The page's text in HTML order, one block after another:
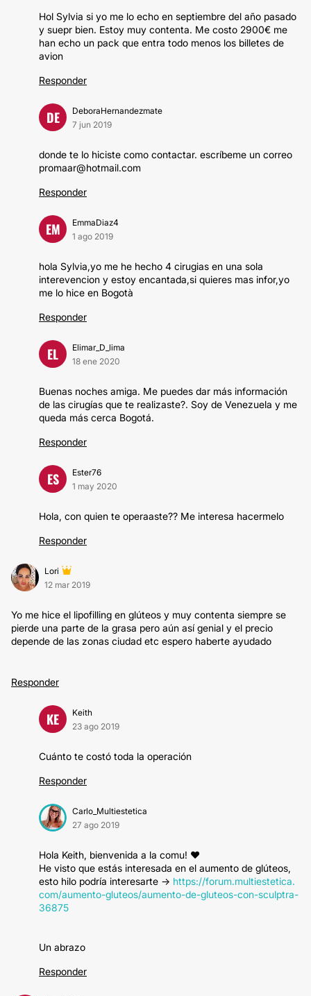
Hol Sylvia si yo me lo echo en septiembre del año pasado
y suepr bien. Estoy muy contenta. Me costo 2900€ me
han echo un pack que entra todo menos los billetes de
avion
Responder
DE
DeboraHernandezmate
7 jun 2019
donde te lo hiciste como contactar. escríbeme un correo
promaar@hotmail.com
Responder
EM
EmmaDiaz4
1 ago 2019
hola Sylvia,yo me he hecho 4 cirugias en una sola
interevencion y estoy encantada,si quieres mas infor,yo
me lo hice en Bogotà
Responder
EL
Elimar_D_lima
18 ene 2020
Buenas noches amiga. Me puedes dar más información
de las cirugías que te realizaste?. Soy de Venezuela y me
queda más cerca Bogotá.
Responder
ES
Ester76
1 may 2020
Hola, con quien te operaaste?? Me interesa hacermelo
Responder
Lori
12 mar 2019
Yo me hice el lipofilling en glúteos y muy contenta siempre se
pierde una parte de la grasa pero aún así genial y el precio
depende de las zonas ciudad etc espero haberte ayudado
Responder
KE
Keith
23 ago 2019
Cuánto te costó toda la operación
Responder
Carlo_Multiestetica
27 ago 2019
Hola Keith, bienvenida a la comu! ❤️️
He visto que estás interesada en el aumento de glúteos,
esto hilo podría interesarte -> https://forum.multiestetica.
com/aumento-gluteos/aumento-de-gluteos-con-sculptra-
36875
Un abrazo
Responder